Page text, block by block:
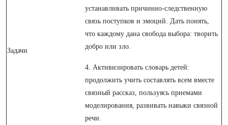
Задачи
устанавливать причинно-следственную
связь поступков и эмоций. Дать понять,
что каждому дана свобода выбора: творить
добро или зло.
4. Активизировать словарь детей:
продолжить учить составлять всем вместе
связный рассказ, пользуясь приемами
моделирования, развивать навыки связной
речи.